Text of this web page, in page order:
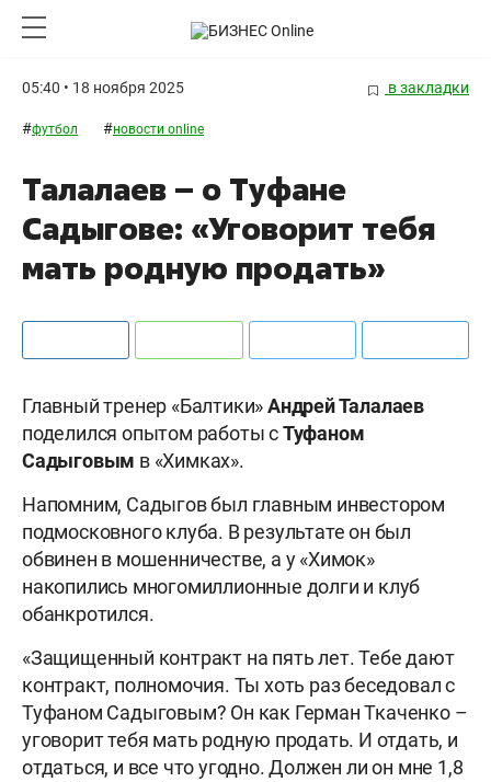
05:40 • 18 ноября 2025 в закладки
#футбол #новости online
Талалаев – о Туфане
Садыгове: «Уговорит тебя
мать родную продать»
Главный тренер «Балтики»Андрей Талалаев
поделился опытом работы сТуфаном
Садыговым в «Химках».
Напомним, Садыгов был главным инвестором
подмосковного клуба. В результате он был
обвинен в мошенничестве, а у «Химок»
накопились многомиллионные долги и клуб
обанкротился.
«Защищенный контракт на пять лет. Тебе дают
контракт, полномочия. Ты хоть раз беседовал с
Туфаном Садыговым? Он как Герман Ткаченко –
уговорит тебя мать родную продать. И отдать, и
отдаться, и все что угодно. Должен ли он мне 1,8